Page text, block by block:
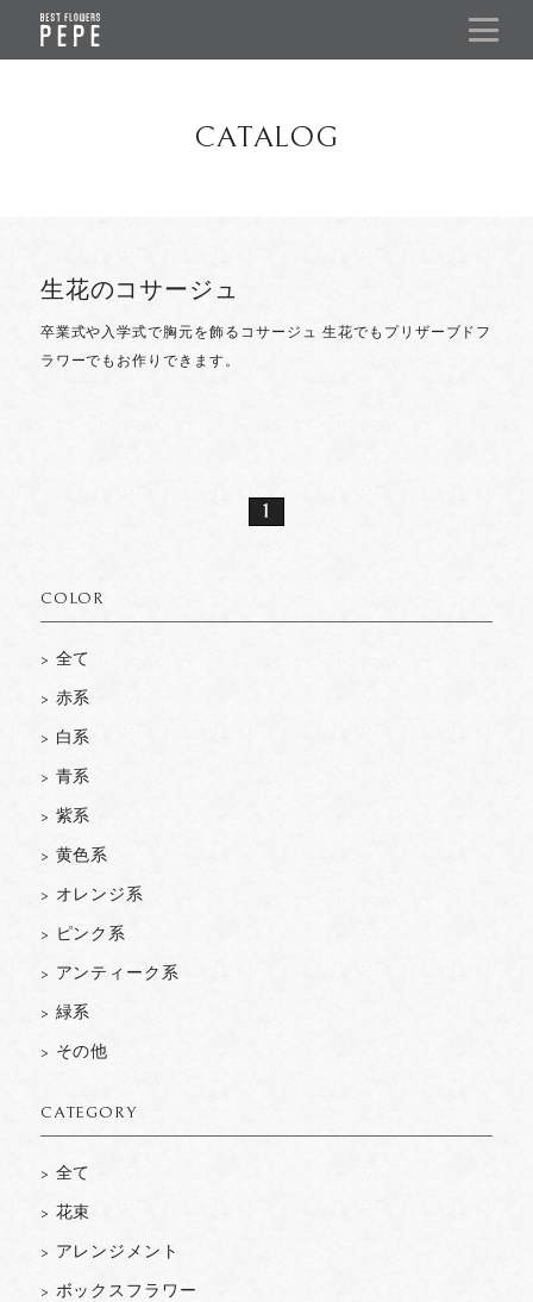
CATALOG
COLOR
> 全て
> 赤系
> 白系
> 青系
> 紫系
> 黄色系
> オレンジ系
> ピンク系
> アンティーク系
> 緑系
> その他
CATEGORY
> 全て
> 花束
> アレンジメント
> ボックスフラワー
生花のコサージュ
卒業式や入学式で胸元を飾るコサージュ 生花でもプリザーブドフ
ラワーでもお作りできます。
1